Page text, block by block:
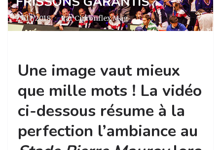
25/11/2018 · Par Circonflex Mag
Une image vaut mieux
que mille mots ! La vidéo
ci-dessous résume à la
perfection l’ambiance au